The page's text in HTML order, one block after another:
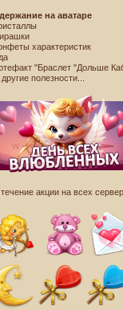
на аватаре
характеристик
"Браслет "Дольше
полезности...
течение акции на всех